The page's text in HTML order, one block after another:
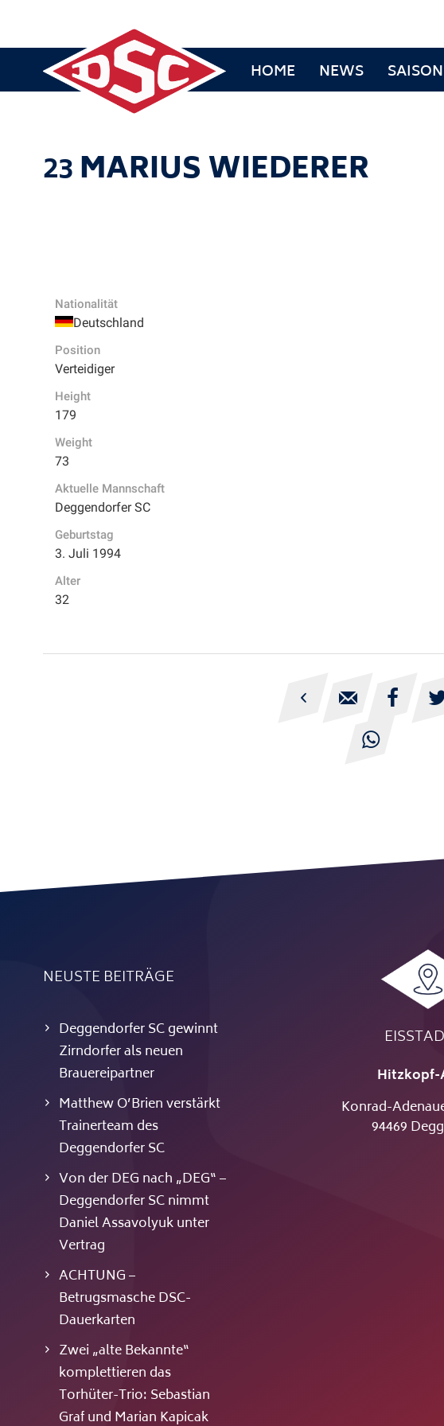
HOME NEWS SAISON
23MARIUS WIEDERER
Nationalität
Deutschland
Position
Verteidiger
Height
179
Weight
73
Aktuelle Mannschaft
Deggendorfer SC
Geburtstag
3. Juli 1994
Alter
32
  

NEUSTE BEITRÄGE
Deggendorfer SC gewinnt
Zirndorfer als neuen
Brauereipartner
Matthew O’Brien verstärkt
Trainerteam des
Deggendorfer SC
Von der DEG nach „DEG“ –
Deggendorfer SC nimmt
Daniel Assavolyuk unter
Vertrag
ACHTUNG –
Betrugsmasche DSC-
Dauerkarten
Zwei „alte Bekannte“
komplettieren das
Torhüter-Trio: Sebastian
Graf und Marian Kapicak
Hitzkopf-
Konrad-
94469